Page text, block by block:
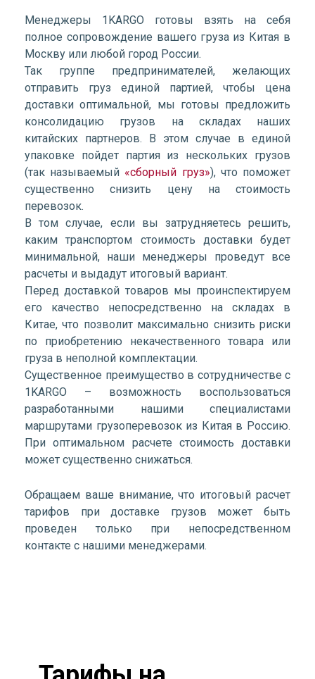
Менеджеры 1KARGO готовы взять на себя
полное сопровождение вашего груза из Китая в
Москву или любой город России.
Так группе предпринимателей, желающих
отправить груз единой партией, чтобы цена
доставки оптимальной, мы готовы предложить
консолидацию грузов на складах наших
китайских партнеров. В этом случае в единой
упаковке пойдет партия из нескольких грузов
(так называемый «сборный груз»), что поможет
существенно снизить цену на стоимость
перевозок.
В том случае, если вы затрудняетесь решить,
каким транспортом стоимость доставки будет
минимальной, наши менеджеры проведут все
расчеты и выдадут итоговый вариант.
Перед доставкой товаров мы проинспектируем
его качество непосредственно на складах в
Китае, что позволит максимально снизить риски
по приобретению некачественного товара или
груза в неполной комплектации.
Существенное преимущество в сотрудничестве с
1KARGO – возможность воспользоваться
разработанными нашими специалистами
маршрутами грузоперевозок из Китая в Россию.
При оптимальном расчете стоимость доставки
может существенно снижаться.
Обращаем ваше внимание, что итоговый расчет
тарифов при доставке грузов может быть
проведен только при непосредственном
контакте с нашими менеджерами.